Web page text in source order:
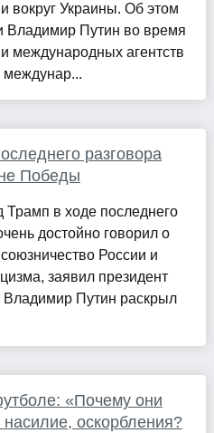
вокруг Украины. Об этом
Владимир Путин во время
международных агентств
междунар...
разговора
Победы
в ходе последнего
достойно говорил о
России и
заявил президент
Путин раскрыл
«Почему они
оскорбления?